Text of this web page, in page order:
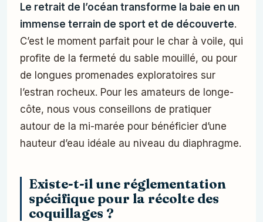
Le retrait de l’océan transforme la baie en un
immense terrain de sport et de découverte.
C’est le moment parfait pour le char à voile, qui
profite de la fermeté du sable mouillé, ou pour
de longues promenades exploratoires sur
l’estran rocheux. Pour les amateurs de longe-
côte, nous vous conseillons de pratiquer
autour de la mi-marée pour bénéficier d’une
hauteur d’eau idéale au niveau du diaphragme.
Existe-t-il une réglementation
spécifique pour la récolte des
coquillages ?